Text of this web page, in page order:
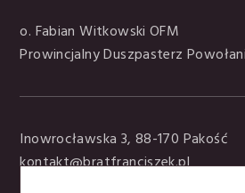
o. Fabian Witkowski OFM
Prowincjalny Duszpasterz
Inowrocławska 3, 88-170 Pakość
kontakt@bratfranciszek.pl